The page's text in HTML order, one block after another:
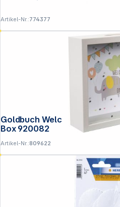
Artikel-Nr.:774377
Goldbuch Welcome little one Wunscherfüller Money
Box 920082
Artikel-Nr.:809622